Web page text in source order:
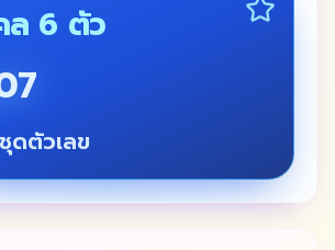
ล 6 ตัว
ดตัวเลข